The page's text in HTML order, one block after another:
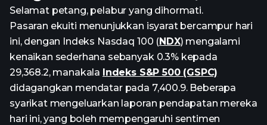
Selamat petang, pelabur yang dihormati.
Pasaran ekuiti menunjukkan isyarat bercampur hari
ini, dengan Indeks Nasdaq 100 (NDX) mengalami
kenaikan sederhana sebanyak 0.3% kepada
29,368.2, manakala Indeks S&P 500 (GSPC)
didagangkan mendatar pada 7,400.9. Beberapa
syarikat mengeluarkan laporan pendapatan mereka
hari ini, yang boleh mempengaruhi sentimen